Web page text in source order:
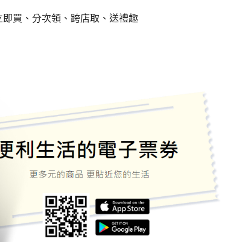
買、分次領、跨店取、送禮趣